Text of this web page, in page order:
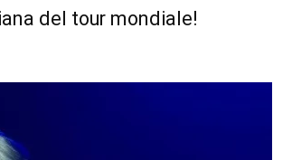
del tour mondiale!